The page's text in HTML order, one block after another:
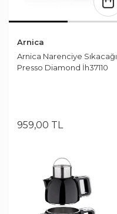
Arnica
Arnica Narenciye Sıkacağı
Presso Diamond İh37110
959,00 TL